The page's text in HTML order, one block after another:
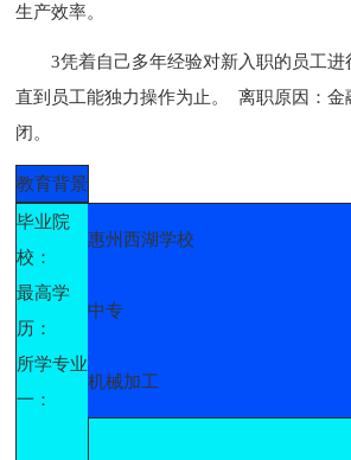
生产效率。
3凭着自己多年经验对新入职的员工进
直到员工能独力操作为止。 离职原因：金
闭。
教育背景
毕业院
校：
惠州西湖学校
最高学
历：
中专
所学专业
一：
机械加工